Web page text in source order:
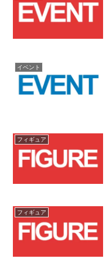
イベント
フィギュア
フィギュア